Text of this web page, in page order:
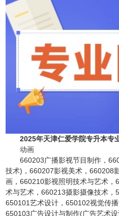
2025年天津仁爱学院专升本专
动画
660203广播影视节目制作，
技术)，660207影视美术，660208
画，660210影视照明技术与艺术
术与艺术，660213摄影摄像技术，
650101艺术设计，650102视觉传
650103广告设计与制作(广告艺术